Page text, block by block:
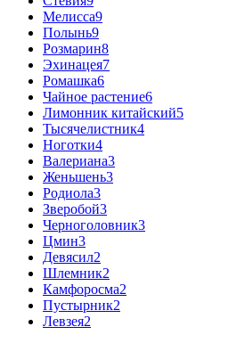
Мелисса9
Полынь9
Розмарин8
Эхинацея7
Ромашка6
Чайное растение6
Лимонник китайский5
Тысячелистник4
Ноготки4
Валериана3
Женьшень3
Родиола3
Зверобой3
Черноголовник3
Цмин3
Девясил2
Шлемник2
Камфоросма2
Пустырник2
Левзея2